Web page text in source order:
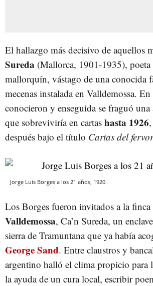
El hallazgo más decisivo de aquellos
Sureda (Mallorca, 1901-1935),
mallorquín, vástago de una conocida
mecenas instalada en Valldemossa.
conocieron y enseguida se fraguó una
que sobreviviría en cartas hasta 1926
después bajo el título Cartas del
Jorge Luis Borges a los 21 años, 1920.
Los Borges fueron invitados a la
Valldemossa, Ca’n Sureda, un
sierra de Tramuntana que ya había
George Sand. Entre claustros y
argentino halló el clima propicio para
la ayuda de un cura local, escribir